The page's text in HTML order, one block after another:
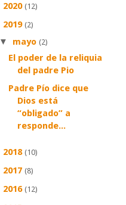
2020 (12)
2019 (2)
▼ mayo (2)
El poder de la reliquia
del padre Pio
Padre Pío dice que
Dios está
“obligado” a
responde...
2018 (10)
2017 (8)
2016 (12)